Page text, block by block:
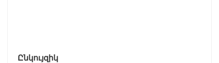
Ընկույզիկ